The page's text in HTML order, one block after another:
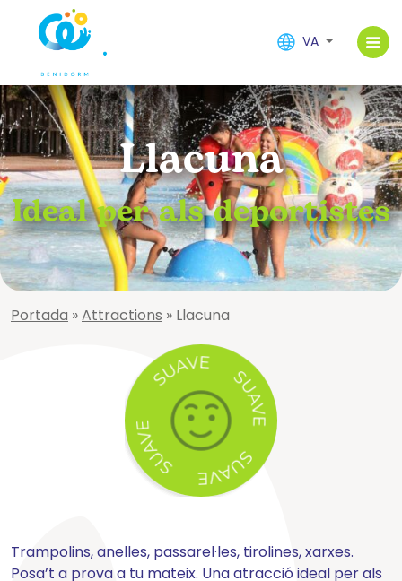
VA
Llacuna
Ideal per als deportistes
Portada »Attractions » Llacuna
Trampolins, anelles, passarel·les, tirolines, xarxes.
Posa’t a prova a tu mateix. Una atracció ideal per als